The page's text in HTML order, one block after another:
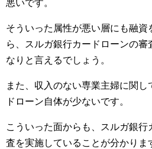
悪いです。
そういった属性が悪い層にも融資
ら、スルガ銀行カードローンの審
なりと言えるでしょう。
また、収入のない専業主婦に関
ドローン自体が少ないです。
こういった面からも、スルガ銀
査を実施していることが分かりま